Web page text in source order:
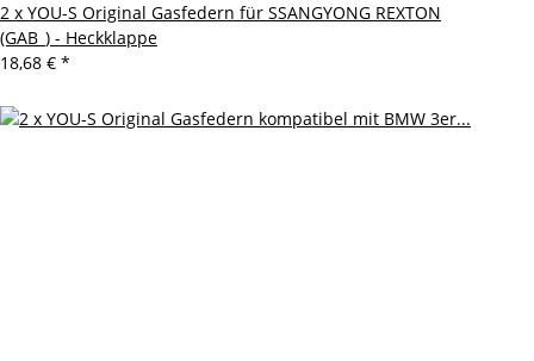
2 x YOU-S Original Gasfedern für SSANGYONG REXTON
(GAB_) - Heckklappe
18,68 € *